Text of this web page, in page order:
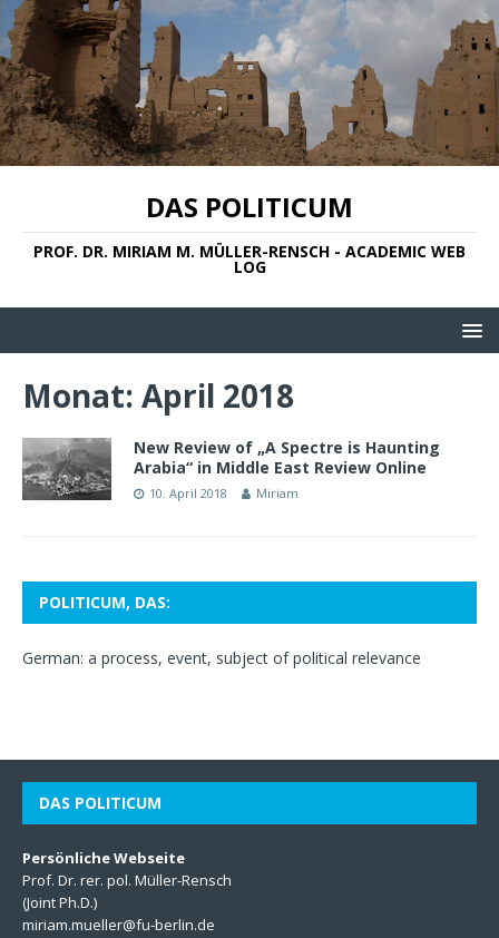
DAS POLITICUM
PROF. DR. MIRIAM M. MÜLLER-RENSCH - ACADEMIC WEB
LOG
Monat: April 2018
New Review of „A Spectre is Haunting
Arabia“ in Middle East Review Online
10. April 2018 Miriam
POLITICUM, DAS:
German: a process, event, subject of political relevance
DAS POLITICUM
Persönliche Webseite
Prof. Dr. rer. pol. Müller-Rensch
(Joint Ph.D.)
miriam.mueller@fu-berlin.de